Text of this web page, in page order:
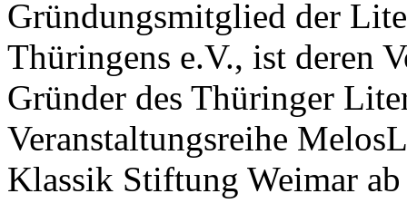
Gründungsmitglied der
Thüringens e.V., ist deren
Gründer des Thüringer
Veranstaltungsreihe
Klassik Stiftung Weimar